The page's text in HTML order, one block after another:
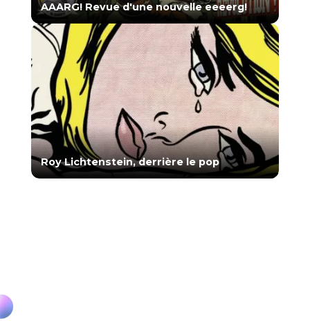
AAARG! Revue d'une nouvelle eeeerg!
Roy Lichtenstein, derrière le pop